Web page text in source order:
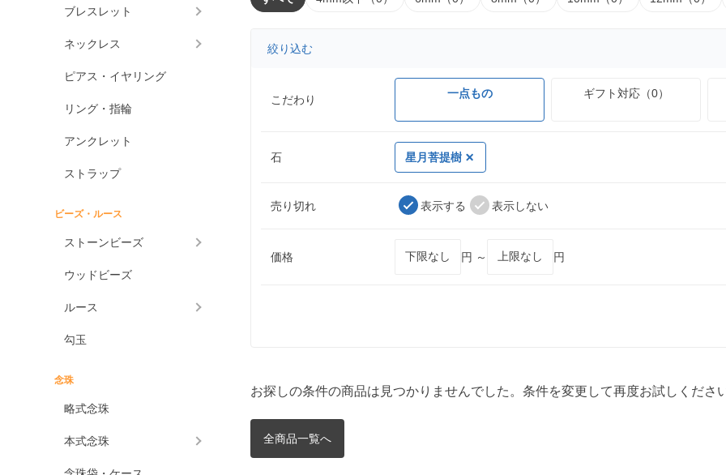
ブレスレット
ネックレス
ピアス・イヤリング
リング・指輪
アンクレット
ストラップ
ビーズ・ルース
ストーンビーズ
ウッドビーズ
ルース
勾玉
念珠
略式念珠
本式念珠
絞り込む
こだわり 一点もの ギフト対応（0）
石 星月菩提樹
売り切れ 表示する 表示しない
価格 円 ～ 円
お探しの条件の商品は見つかりませんでした。条件を変更して再度お試しください
全商品一覧へ